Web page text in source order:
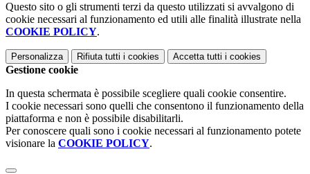
Questo sito o gli strumenti terzi da questo utilizzati si avvalgono di
cookie necessari al funzionamento ed utili alle finalità illustrate nella
COOKIE POLICY.
Personalizza Rifiuta tutti i cookies Accetta tutti i cookies
Gestione cookie
In questa schermata è possibile scegliere quali cookie consentire.
I cookie necessari sono quelli che consentono il funzionamento della
piattaforma e non è possibile disabilitarli.
Per conoscere quali sono i cookie necessari al funzionamento potete
visionare la COOKIE POLICY.